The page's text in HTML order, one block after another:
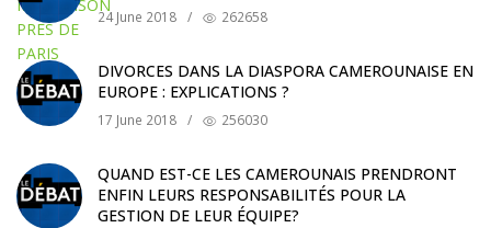
24 June 2018 / 262658
DIVORCES DANS LA DIASPORA CAMEROUNAISE EN
EUROPE : EXPLICATIONS ?
17 June 2018 / 256030
QUAND EST-CE LES CAMEROUNAIS PRENDRONT
ENFIN LEURS RESPONSABILITÉS POUR LA
GESTION DE LEUR ÉQUIPE?